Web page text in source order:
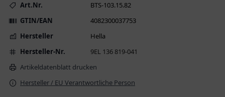
Art.Nr.
BTS-103.15.82
GTIN/EAN
4082300037753
Hersteller
Hella
Hersteller-Nr.
9EL 136 819-041
Artikeldatenblatt drucken
Hersteller / EU Verantwortliche Person